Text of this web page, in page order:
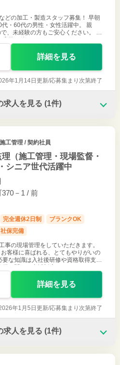
どの加工・製造スタッフ募集！ 早朝
・60代の男性・女性活躍中。 親
、未経験の方もご安心ください。 ＊
詳細を見る
年1月14日更新/応募集まり次第終了
求人を見る (1件)
工管理 / 契約社員
（施工管理・現場監督・
シニア世代活躍中
－1 / 前
完全週休2日制
ブランクOK
社保完備
事の現場管理をしていただきます。
客様に喜ばれる、とてもやりがいの
な知識は入社後研修や資格取得支援
に関する支援制度あり
詳細を見る
年1月5日更新/応募集まり次第終了
求人を見る (1件)